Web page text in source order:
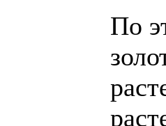
По